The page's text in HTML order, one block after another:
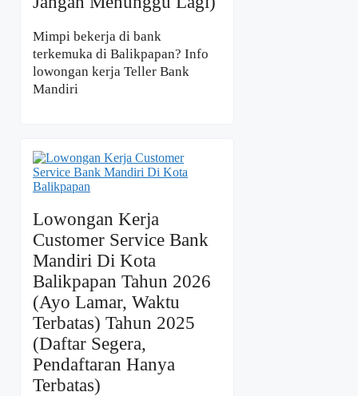
Mimpi bekerja di bank
terkemuka di Balikpapan? Info
lowongan kerja Teller Bank
Mandiri
Lowongan Kerja
Customer Service Bank
Mandiri Di Kota
Balikpapan Tahun 2026
(Ayo Lamar, Waktu
Terbatas) Tahun 2025
(Daftar Segera,
Pendaftaran Hanya
Terbatas)